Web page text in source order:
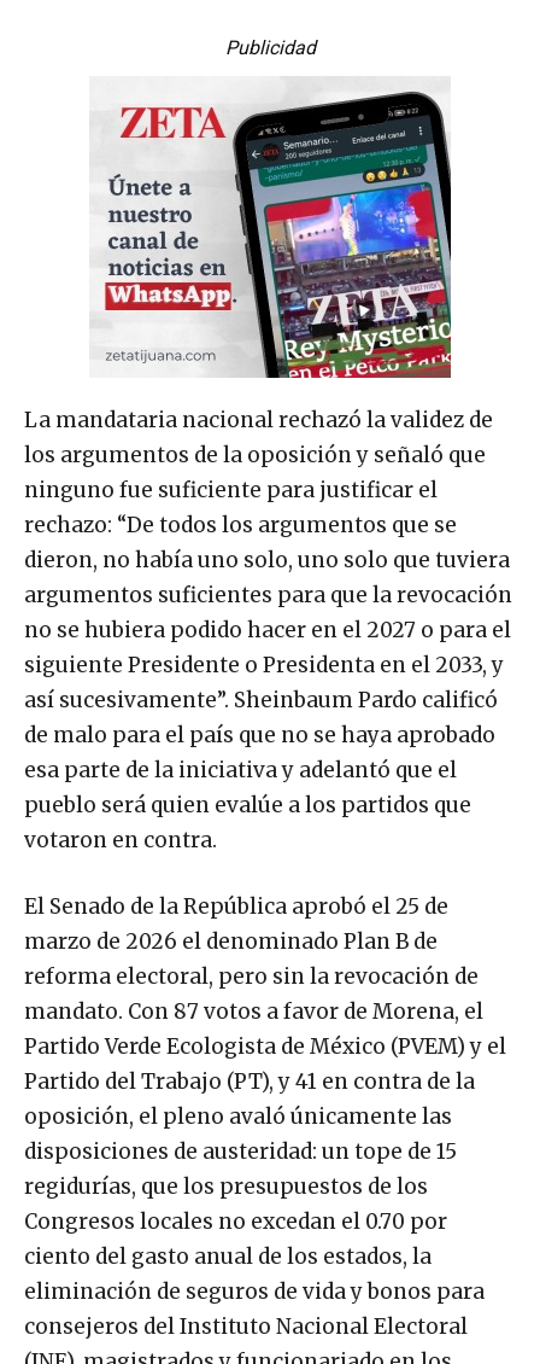
Publicidad
La mandataria nacional rechazó la validez de
los argumentos de la oposición y señaló que
ninguno fue suficiente para justificar el
rechazo: “De todos los argumentos que se
dieron, no había uno solo, uno solo que tuviera
argumentos suficientes para que la revocación
no se hubiera podido hacer en el 2027 o para el
siguiente Presidente o Presidenta en el 2033, y
así sucesivamente”. Sheinbaum Pardo calificó
de malo para el país que no se haya aprobado
esa parte de la iniciativa y adelantó que el
pueblo será quien evalúe a los partidos que
votaron en contra.
El Senado de la República aprobó el 25 de
marzo de 2026 el denominado Plan B de
reforma electoral, pero sin la revocación de
mandato. Con 87 votos a favor de Morena, el
Partido Verde Ecologista de México (PVEM) y el
Partido del Trabajo (PT), y 41 en contra de la
oposición, el pleno avaló únicamente las
disposiciones de austeridad: un tope de 15
regidurías, que los presupuestos de los
Congresos locales no excedan el 0.70 por
ciento del gasto anual de los estados, la
eliminación de seguros de vida y bonos para
consejeros del Instituto Nacional Electoral